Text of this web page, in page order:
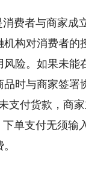
费者与商家成
构对消费者的
险。如果未能
时与商家签署
支付货款，商
单支付无须输